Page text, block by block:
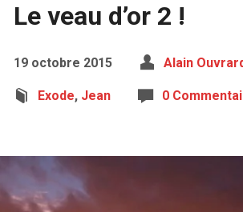
Le veau d’or 2 !
19 octobre 2015 Alain
Exode, Jean 0